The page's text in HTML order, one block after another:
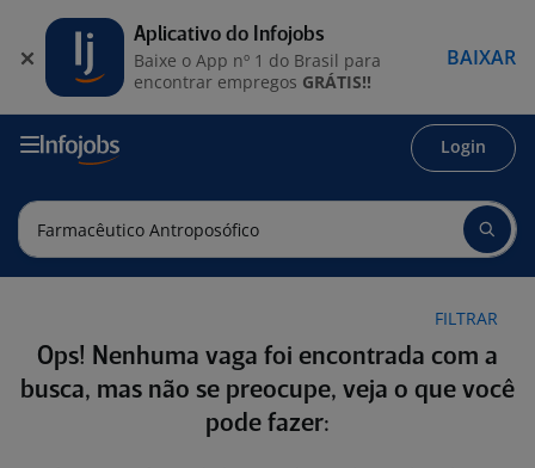
Login
FILTRAR
Ops! Nenhuma vaga foi encontrada com a
busca, mas não se preocupe, veja o que você
pode fazer:
Aplicativo do Infojobs
Baixe o App nº 1 do Brasil para
encontrar empregos GRÁTIS!!
BAIXAR